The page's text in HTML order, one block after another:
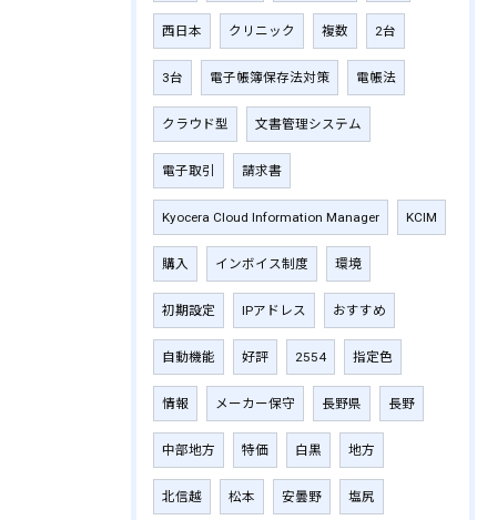
西日本 クリニック 複数 2台
3台 電子帳簿保存法対策 電帳法
クラウド型 文書管理システム
電子取引 請求書
Kyocera Cloud Information Manager KCIM
購入 インボイス制度 環境
初期設定 IPアドレス おすすめ
自動機能 好評 2554 指定色
情報 メーカー保守 長野県 長野
中部地方 特価 白黒 地方
北信越 松本 安曇野 塩尻